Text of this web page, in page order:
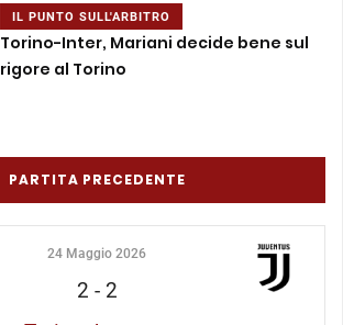
IL PUNTO SULL'ARBITRO
Torino-Inter, Mariani decide bene sul
rigore al Torino
PARTITA PRECEDENTE
24 Maggio 2026
2 - 2